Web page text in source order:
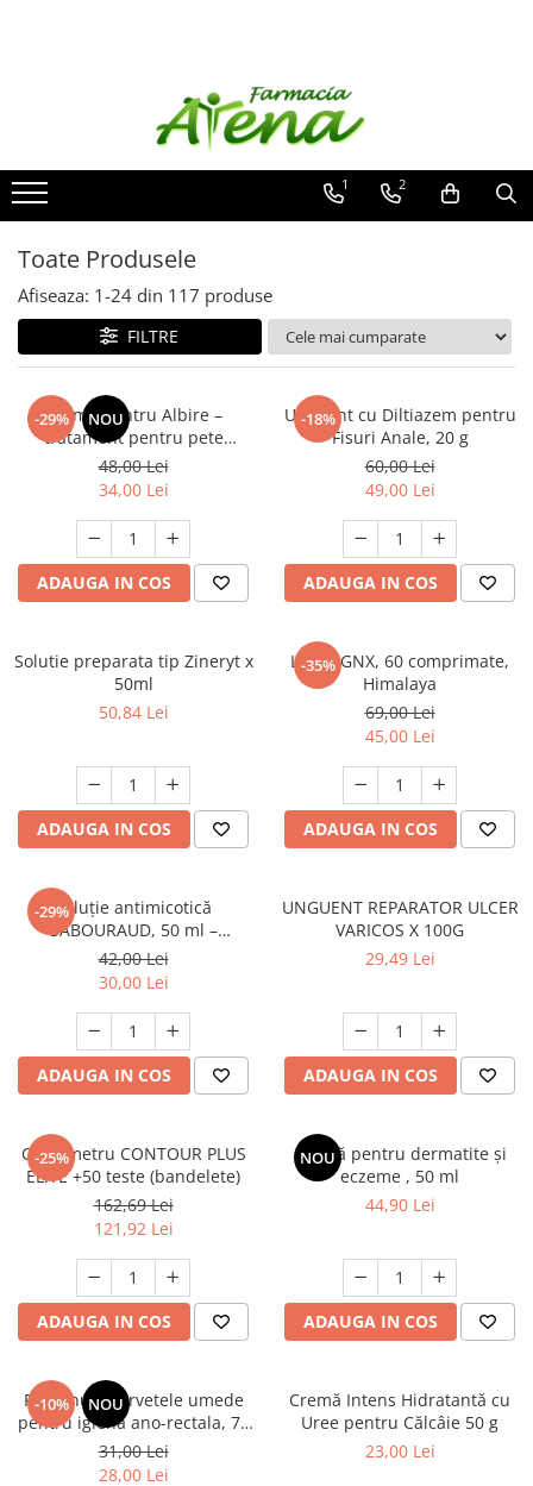
Preparate in farmacie
Afectiuni
Mama & Bebe
Ingrijire & igiena personala
Produse tehnico-medicale
1 2
Toate Produsele
Afiseaza: 1-24 din 117 produse
FILTRE
-29% NOU
Cremă pentru Albire –
tratament pentru pete
pigmentare, 40 g
48,00 Lei
34,00 Lei
ADAUGA IN COS
-18%
Unguent cu Diltiazem pentru
Fisuri Anale, 20 g
60,00 Lei
49,00 Lei
ADAUGA IN COS
Solutie preparata tip Zineryt x
50ml
50,84 Lei
ADAUGA IN COS
-35%
Liv 52 GNX, 60 comprimate,
Himalaya
69,00 Lei
45,00 Lei
ADAUGA IN COS
-29%Soluție antimicotică
SABOURAUD, 50 ml –
Farmacia Atena
42,00 Lei
30,00 Lei
ADAUGA IN COS
UNGUENT REPARATOR ULCER
VARICOS X 100G
29,49 Lei
ADAUGA IN COS
-25%
Glucometru CONTOUR PLUS
ELITE +50 teste (bandelete)
162,69 Lei
121,92 Lei
ADAUGA IN COS
NOU
Cremă pentru dermatite și
eczeme , 50 ml
44,90 Lei
ADAUGA IN COS
-10% NOU
Proctinum servetele umede
pentru igiena ano-rectala, 72
bucati, Zdrovit
31,00 Lei
28,00 Lei
Cremă Intens Hidratantă cu
Uree pentru Călcâie 50 g
23,00 Lei